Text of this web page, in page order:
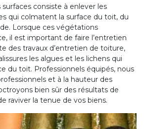
consiste à enlever les
qui colmatent la surface du toit, du
Lorsque ces végétations
il est important de faire l’entretien
des travaux d’entretien de toiture,
les algues et les lichens qui
du toit. Professionnels équipés, nous
et à la hauteur des
bien sûr des résultats de
raviver la tenue de vos biens.